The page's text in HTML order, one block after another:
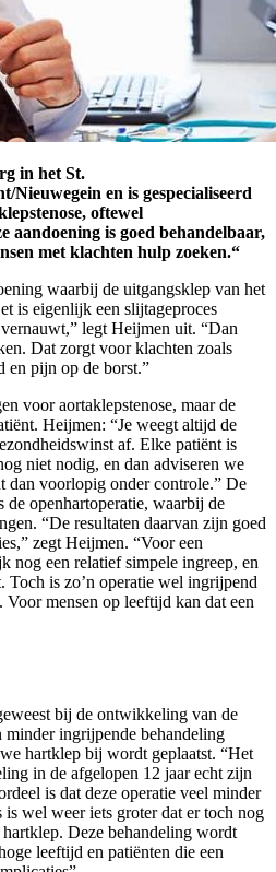
in het St.
Nieuwegein en is gespecialiseerd
, oftewel
aandoening is goed behandelbaar,
met klachten hulp zoeken.“
waarbij de uitgangsklep van het
is eigenlijk een slijtageproces
legt Heijmen uit. “Dan
Dat zorgt voor klachten zoals
en pijn op de borst.”
voor aortaklepstenose, maar de
Heijmen: “Je weegt altijd de
af. Elke patiënt is
niet nodig, en dan adviseren we
dan voorlopig onder controle.” De
de openhartoperatie, waarbij de
“De resultaten daarvan zijn goed
zegt Heijmen. “Voor een
nog een relatief simpele ingreep, en
Toch is zo’n operatie wel ingrijpend
Voor mensen op leeftijd kan dat een
bij de ontwikkeling van de
ingrijpende behandeling
hartklep bij wordt geplaatst. “Het
in de afgelopen 12 jaar echt zijn
is dat deze operatie veel minder
wel weer iets groter dat er toch nog
Deze behandeling wordt
leeftijd en patiënten die een